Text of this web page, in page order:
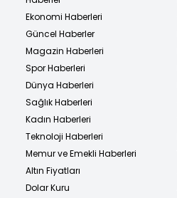
Ekonomi Haberleri
Güncel Haberler
Magazin Haberleri
Spor Haberleri
Dünya Haberleri
Sağlık Haberleri
Kadın Haberleri
Teknoloji Haberleri
Memur ve Emekli Haberleri
Altın Fiyatları
Dolar Kuru